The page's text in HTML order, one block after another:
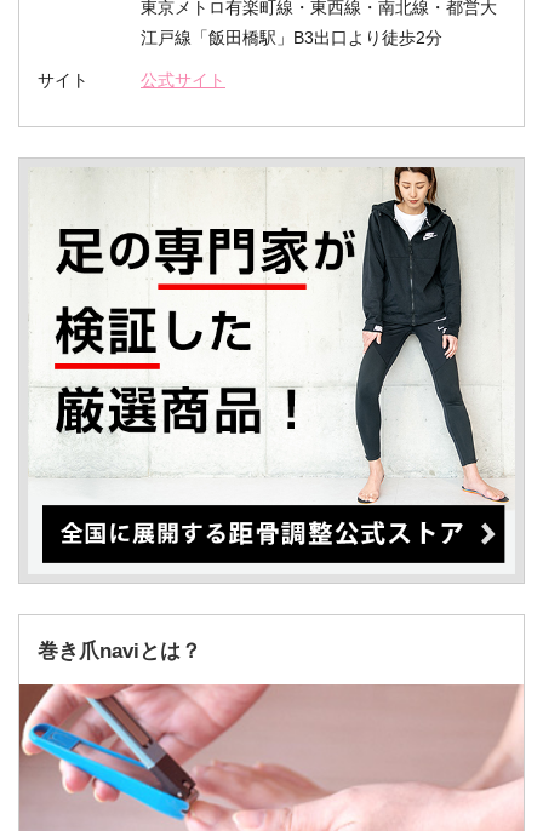
東京メトロ有楽町線・東西線・南北線・都営大
江戸線「飯田橋駅」B3出口より徒歩2分
サイト 公式サイト
巻き爪naviとは？